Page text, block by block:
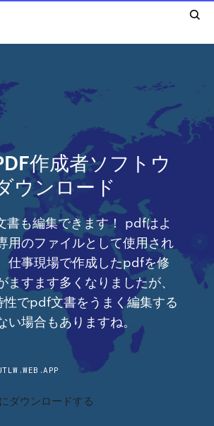
作成者ソフトウ
ウンロード
も編集できます！ pdfはよ
用のファイルとして使用され
仕事現場で作成したpdfを修
ますます多くなりましたが、
でpdf文書をうまく編集する
い場合もありますね。
ダウンロードする